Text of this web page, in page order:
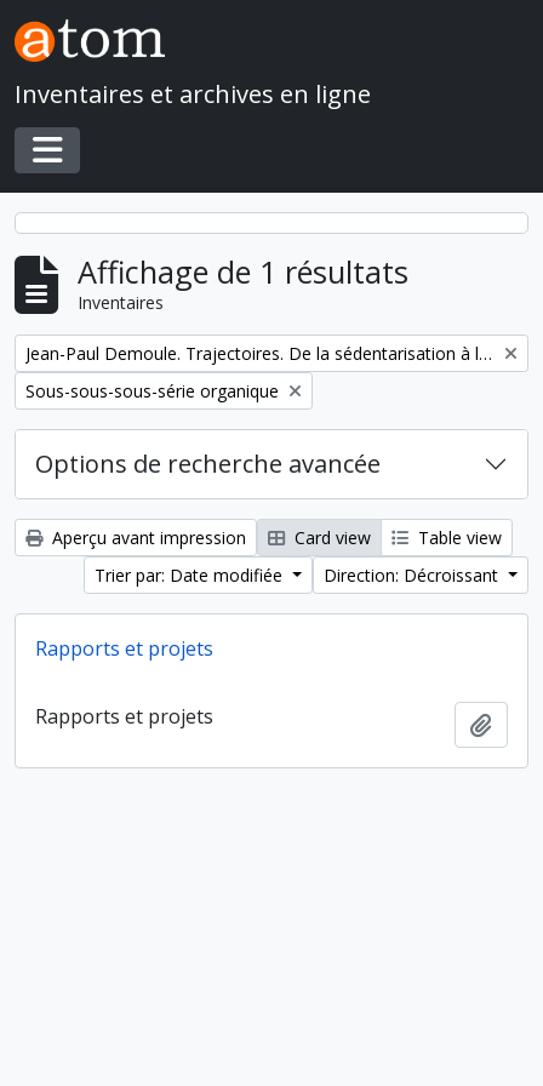
Skip to main content
Inventaires et archives en ligne
Toggle navigation
Affichage de 1 résultats
Inventaires
Remove filter:
Jean-Paul Demoule. Trajectoires. De la sédentarisation à l'État
Remove filter:
Sous-sous-sous-série organique
Options de recherche avancée
Aperçu avant impression Card view
Table view
Trier par: Date modifiée
Direction: Décroissant
Rapports et projets
Rapports et projets